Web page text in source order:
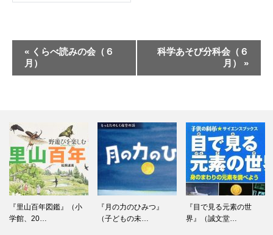
ン
ビ
ゲ
ー
シ
ョ
ン
« くらべ読みの会（６
月）
科学あそび分科会（６
月） »
『里山百年図鑑』（小
学館、20…
『月の力のひみつ』
（子どもの未…
『目で見る元素の世
界』（誠文堂…